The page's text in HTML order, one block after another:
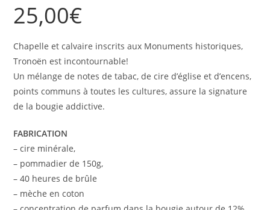
25,00€
Chapelle et calvaire inscrits aux Monuments historiques,
Tronoën est incontournable!
Un mélange de notes de tabac, de cire d’église et d’encens,
points communs à toutes les cultures, assure la signature
de la bougie addictive.
FABRICATION
– cire minérale,
– pommadier de 150g,
– 40 heures de brûle
– mèche en coton